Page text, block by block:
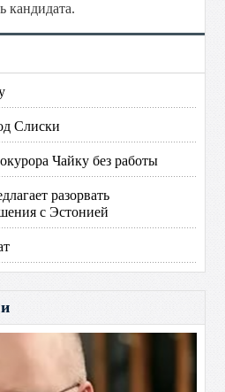
кандидата.
Слиски
Чайку без работы
разорвать
с Эстонией